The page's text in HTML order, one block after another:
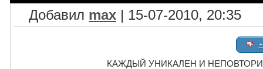
Добавил max | 15-07-2010, 20:35
КАЖДЫЙ УНИКАЛЕН И НЕПОВТОРИМ -